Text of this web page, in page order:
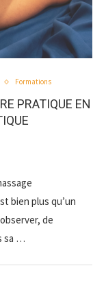
Formations
PRATIQUE EN
bien plus qu’un
de
sa …